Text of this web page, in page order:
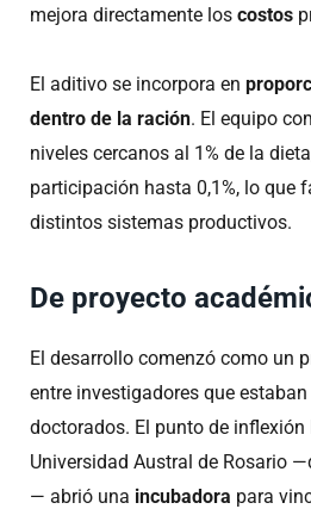
mejora directamente los costos
El aditivo se incorpora en
dentro de la ración. El equipo
niveles cercanos al 1% de la
participación hasta 0,1%, lo que
distintos sistemas productivos.
De proyecto
El desarrollo comenzó como un
entre investigadores que
doctorados. El punto de
Universidad Austral de Rosario
— abrió una incubadora para